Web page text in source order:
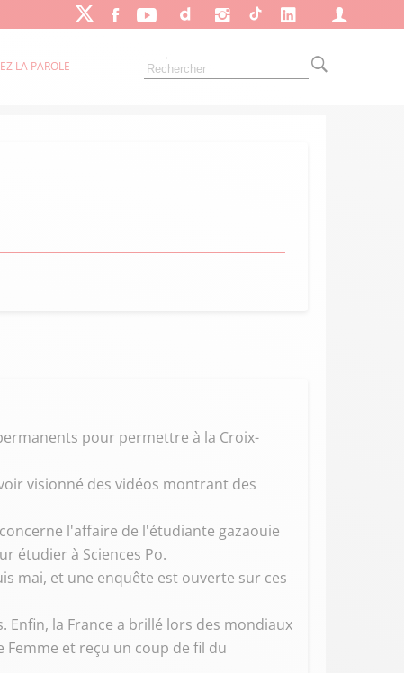
LA PAROLE
pour permettre à la Croix-
visionné des vidéos montrant des
l'affaire de l'étudiante gazaouie
étudier à Sciences Po.
mai, et une enquête est ouverte sur ces
la France a brillé lors des mondiaux
et reçu un coup de fil du